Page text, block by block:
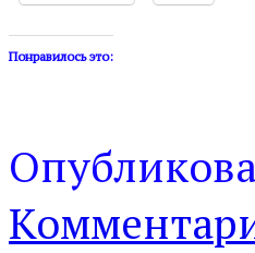
Понравилось это: